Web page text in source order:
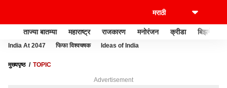
ताज्या बातम्या महाराष्ट्र राजकारण मनोरंजन क्रीडा बिझनेस
India At 2047 फिफा विश्वचषक Ideas of India
मुख्यपृष्ठ TOPIC
Advertisement